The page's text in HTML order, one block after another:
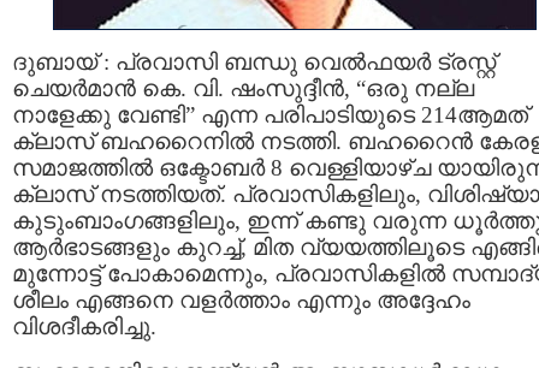
ദുബായ്‌ : പ്രവാസി ബന്ധു വെല്‍ഫയര്‍ ട്രസ്റ്റ്
ചെയര്‍മാന്‍ കെ. വി. ഷംസുദ്ദീന്‍, “ഒരു നല്ല
നാളേക്കു വേണ്ടി” എന്ന പരിപാടിയുടെ 214ആമത്
ക്ലാസ്‌ ബഹറൈനില്‍ നടത്തി. ബഹറൈന്‍
സമാജത്തില്‍ ഒക്ടോബര്‍ 8 വെള്ളിയാഴ്ച
ക്ലാസ്‌ നടത്തിയത്. പ്രവാസികളിലും, വിശിഷ്യാ
കുടുംബാംഗങ്ങളിലും, ഇന്ന് കണ്ടു വരുന്ന
ആര്‍ഭാടങ്ങളും കുറച്ച്, മിത വ്യയത്തിലൂടെ
മുന്നോട്ട് പോകാമെന്നും, പ്രവാസികളില്‍
ശീലം എങ്ങനെ വളര്‍ത്താം എന്നും അദ്ദേഹം
വിശദീകരിച്ചു.